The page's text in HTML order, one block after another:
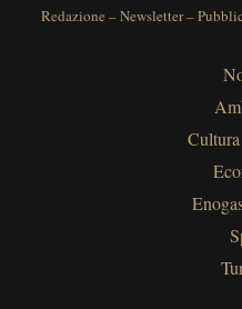
Redazione –Newsletter–